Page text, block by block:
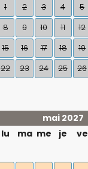
1 2 3 4 5
8
9 10 11 12
15
16 17 18 19
22
23 24 25 26
mai 2027
lu
ma me je ve